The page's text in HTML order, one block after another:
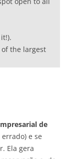
the largest
de
e se
Ela gera